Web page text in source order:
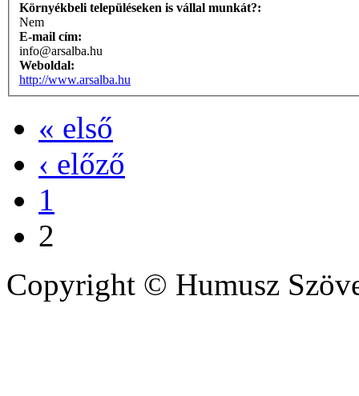
Környékbeli településeken is vállal munkát?:
Nem
E-mail cím:
info@arsalba.hu
Weboldal:
http://www.arsalba.hu
« első
‹ előző
1
2
Copyright © Humusz